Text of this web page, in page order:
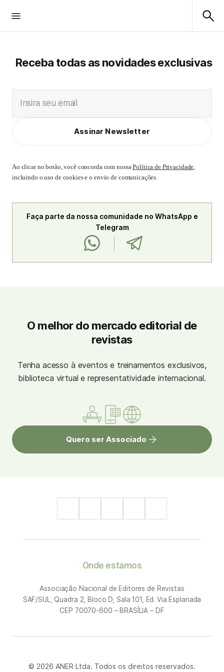
Receba todas as novidades exclusivas
Insira seu email
Assinar Newsletter
Ao clicar no botão, você concorda com nossaPolítica de Privacidade,
incluindo o uso de cookies e o envio de comunicações.
Faça parte da nossa comunidade no WhatsApp e
Telegram
O melhor do mercado editorial de
revistas
Tenha acesso à eventos e treinamentos exclusivos,
biblioteca virtual e representatividade internacional.
Quero ser Associado
Onde estamos
Associação Nacional de Editores de Revistas
SAF/SUL, Quadra 2, Bloco D, Sala 101, Ed. Via Esplanada
CEP 70070-600 – BRASÍLIA – DF
© 2026 ANER Ltda. Todos os direitos reservados.